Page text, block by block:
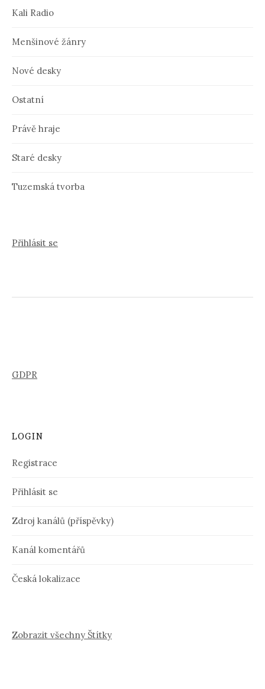
Kali Radio
Menšinové žánry
Nové desky
Ostatní
Právě hraje
Staré desky
Tuzemská tvorba
Přihlásit se
GDPR
LOGIN
Registrace
Přihlásit se
Zdroj kanálů (příspěvky)
Kanál komentářů
Česká lokalizace
Zobrazit všechny Štítky